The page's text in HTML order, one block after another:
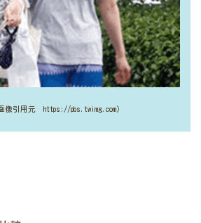
像引用元 https://pbs.twimg.com）